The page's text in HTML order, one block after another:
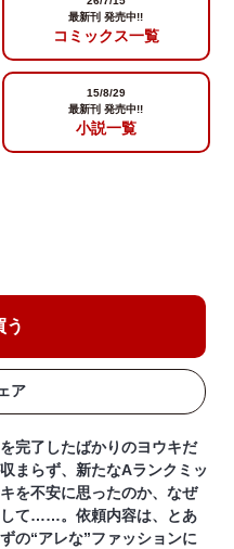
最新刊 発売中!!
コミックス一覧
15/8/29
最新刊 発売中!!
小説一覧
う
ア
完了したばかりのヨウキだ
まらず、新たなAランクミッ
を不安に思ったのか、なぜ
して……。依頼内容は、とあ
の“アレな”ファッションに